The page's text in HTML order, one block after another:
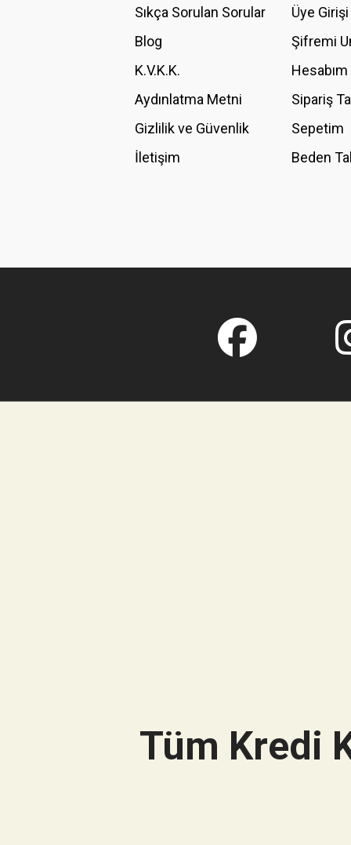
Ürün fiyatı diğer sitelerden daha pahalı.
Bu ürüne benzer farklı alternatifler olmalı.
Sıkça Sorulan Sorular
Blog
K.V.K.K.
Aydınlatma Metni
Gizlilik ve Güvenlik
İletişim
Üye Girişi
Şifremi
Hesabım
Sipariş
Sepetim
Beden
Tüm Kredi